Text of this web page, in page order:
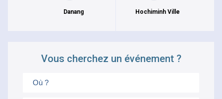
Danang Hochiminh Ville
Vous cherchez un événement ?